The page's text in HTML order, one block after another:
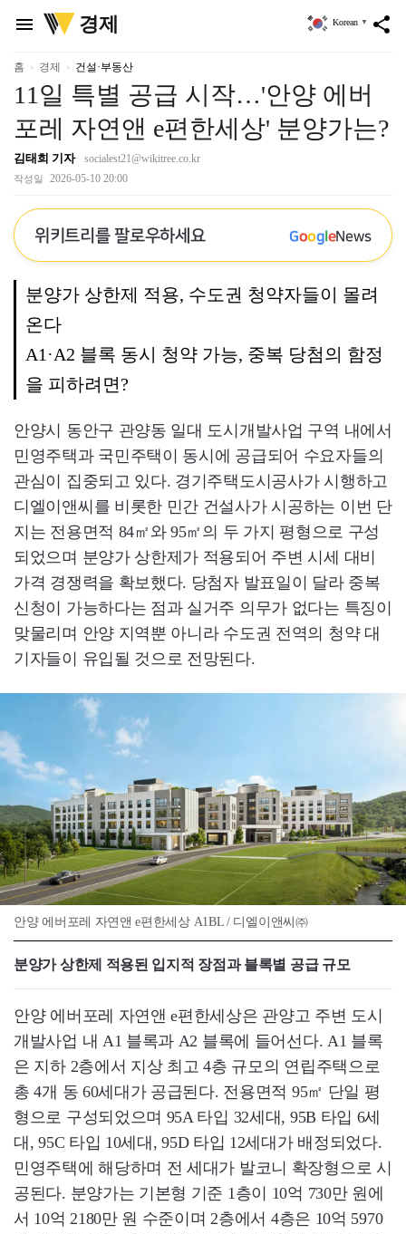
menu
위
키
리
경제 share
Korean ▼
홈 경제 건설·부동산
11일 특별 공급 시작…'안양 에버
포레 자연앤 e편한세상' 분양가는?
김태희 기자 socialest21@wikitree.co.kr
작성일 2026-05-10 20:00
위키트리를 팔로우하세요 GoogleNews
분양가 상한제 적용, 수도권 청약자들이 몰려
온다
A1·A2 블록 동시 청약 가능, 중복 당첨의 함정
을 피하려면?
안양시 동안구 관양동 일대 도시개발사업 구역 내에서
민영주택과 국민주택이 동시에 공급되어 수요자들의
관심이 집중되고 있다. 경기주택도시공사가 시행하고
디엘이앤씨를 비롯한 민간 건설사가 시공하는 이번 단
지는 전용면적 84㎡와 95㎡의 두 가지 평형으로 구성
되었으며 분양가 상한제가 적용되어 주변 시세 대비
가격 경쟁력을 확보했다. 당첨자 발표일이 달라 중복
신청이 가능하다는 점과 실거주 의무가 없다는 특징이
맞물리며 안양 지역뿐 아니라 수도권 전역의 청약 대
기자들이 유입될 것으로 전망된다.
안양 에버포레 자연앤 e편한세상 A1BL / 디엘이앤씨㈜
분양가 상한제 적용된 입지적 장점과 블록별 공급 규모
안양 에버포레 자연앤 e편한세상은 관양고 주변 도시
개발사업 내 A1 블록과 A2 블록에 들어선다. A1 블록
은 지하 2층에서 지상 최고 4층 규모의 연립주택으로
총 4개 동 60세대가 공급된다. 전용면적 95㎡ 단일 평
형으로 구성되었으며 95A 타입 32세대, 95B 타입 6세
대, 95C 타입 10세대, 95D 타입 12세대가 배정되었다.
민영주택에 해당하며 전 세대가 발코니 확장형으로 시
공된다. 분양가는 기본형 기준 1층이 10억 730만 원에
서 10억 2180만 원 수준이며 2층에서 4층은 10억 5970